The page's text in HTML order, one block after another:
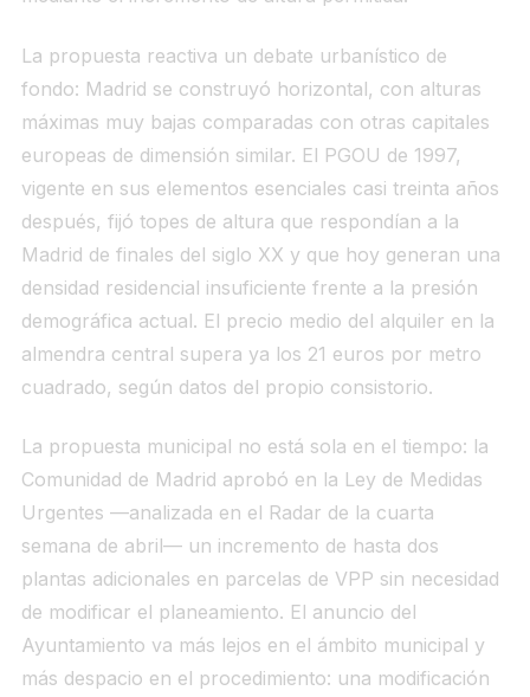
La propuesta reactiva un debate urbanístico de
fondo: Madrid se construyó horizontal, con alturas
máximas muy bajas comparadas con otras capitales
europeas de dimensión similar. El PGOU de 1997,
vigente en sus elementos esenciales casi treinta años
después, fijó topes de altura que respondían a la
Madrid de finales del siglo XX y que hoy generan una
densidad residencial insuficiente frente a la presión
demográfica actual. El precio medio del alquiler en la
almendra central supera ya los 21 euros por metro
cuadrado, según datos del propio consistorio.
La propuesta municipal no está sola en el tiempo: la
Comunidad de Madrid aprobó en la Ley de Medidas
Urgentes —analizada en el Radar de la cuarta
semana de abril— un incremento de hasta dos
plantas adicionales en parcelas de VPP sin necesidad
de modificar el planeamiento. El anuncio del
Ayuntamiento va más lejos en el ámbito municipal y
más despacio en el procedimiento: una modificación